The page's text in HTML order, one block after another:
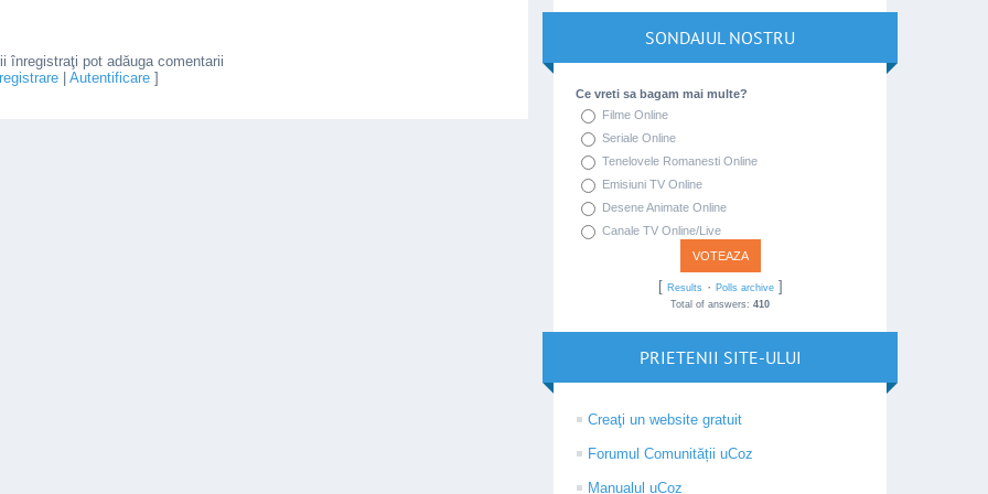
înregistraţi pot adăuga comentarii
| Autentificare]
SONDAJUL NOSTRU
Ce vreti sa bagam mai multe?
Filme Online
Seriale Online
Tenelovele Romanesti Online
Emisiuni TV Online
Desene Animate Online
Canale TV Online/Live
[ Results· Polls archive]
Total of answers:410
PRIETENII SITE-ULUI
Creaţi un website gratuit
Forumul Comunității uCoz
Manualul uCoz